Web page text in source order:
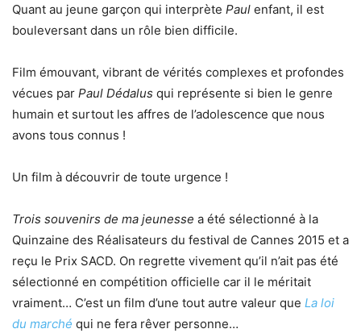
Quant au jeune garçon qui interprète Paul enfant, il est
bouleversant dans un rôle bien difficile.
Film émouvant, vibrant de vérités complexes et profondes
vécues par Paul Dédalus qui représente si bien le genre
humain et surtout les affres de l’adolescence que nous
avons tous connus !
Un film à découvrir de toute urgence !
Trois souvenirs de ma jeunesse a été sélectionné à la
Quinzaine des Réalisateurs du festival de Cannes 2015 et a
reçu le Prix SACD. On regrette vivement qu’il n’ait pas été
sélectionné en compétition officielle car il le méritait
vraiment… C’est un film d’une tout autre valeur que La loi
du marché qui ne fera rêver personne…